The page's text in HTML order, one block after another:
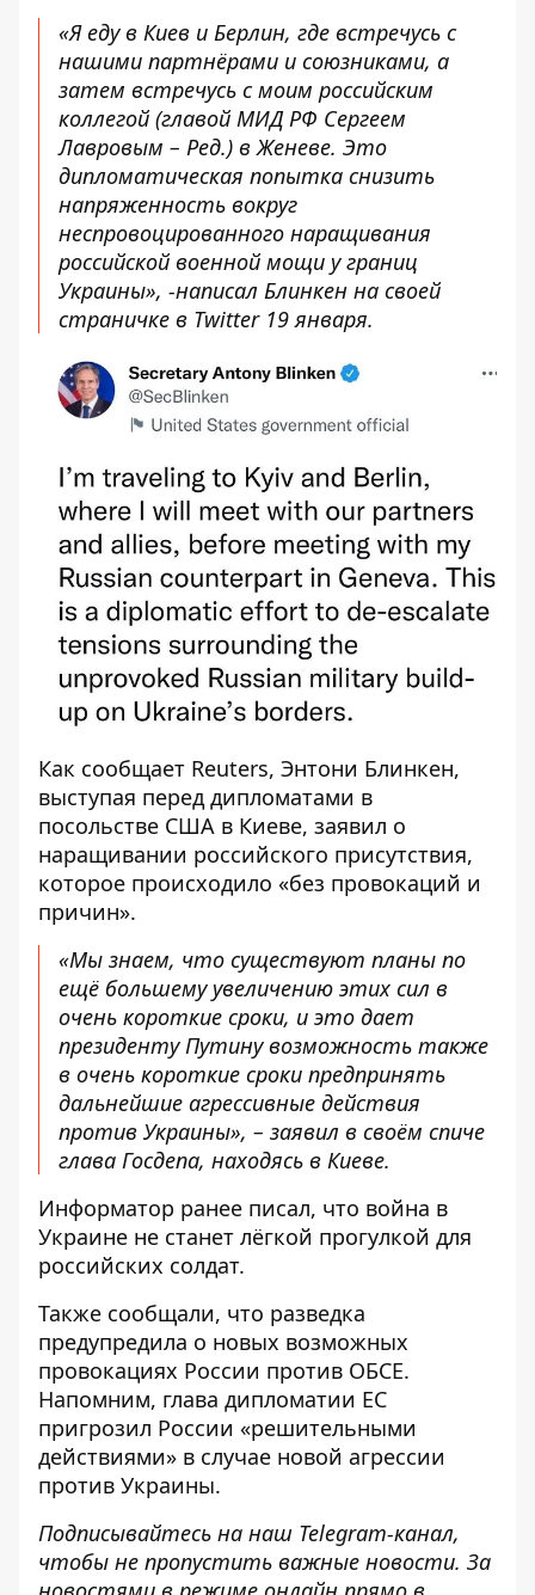
«Я еду в Киев и Берлин, где встречусь с
нашими партнёрами и союзниками, а
затем встречусь с моим российским
коллегой (главой МИД РФ Сергеем
Лавровым – Ред.) в Женеве. Это
дипломатическая попытка снизить
напряженность вокруг
неспровоцированного наращивания
российской военной мощи у границ
Украины», -написал Блинкен на своей
страничке в Тwitter 19 января.
Как сообщает Reuters, Энтони Блинкен,
выступая перед дипломатами в
посольстве США в Киеве, заявил о
наращивании российского присутствия,
которое происходило «без провокаций и
причин».
«Мы знаем, что существуют планы по
ещё большему увеличению этих сил в
очень короткие сроки, и это дает
президенту Путину возможность также
в очень короткие сроки предпринять
дальнейшие агрессивные действия
против Украины», – заявил в своём спиче
глава Госдепа, находясь в Киеве.
Информатор ранее писал, что война в
Украине не станет лёгкой прогулкой для
российских солдат.
Также сообщали, что разведка
предупредила о новых возможных
провокациях России против ОБСЕ.
Напомним, глава дипломатии ЕС
пригрозил России «решительными
действиями» в случае новой агрессии
против Украины.
Подписывайтесь на наш Telegram-канал,
чтобы не пропустить важные новости. За